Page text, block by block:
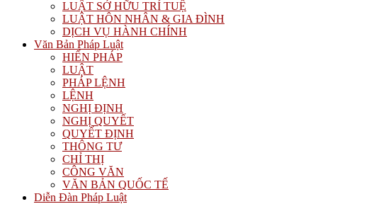
LUẬT SỞ HỮU TRÍ TUỆ
LUẬT HÔN NHÂN & GIA ĐÌNH
DỊCH VỤ HÀNH CHÍNH
Văn Bản Pháp Luật
HIẾN PHÁP
LUẬT
PHÁP LỆNH
LỆNH
NGHỊ ĐỊNH
NGHỊ QUYẾT
QUYẾT ĐỊNH
THÔNG TƯ
CHỈ THỊ
CÔNG VĂN
VĂN BẢN QUỐC TẾ
Diễn Đàn Pháp Luật